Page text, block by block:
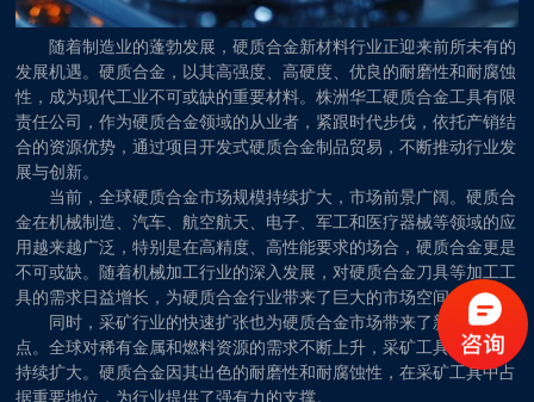
随着制造业的蓬勃发展，硬质合金新材料行业正迎来前所未有的
发展机遇。硬质合金，以其高强度、高硬度、优良的耐磨性和耐腐蚀
性，成为现代工业不可或缺的重要材料。株洲华工硬质合金工具有限
责任公司，作为硬质合金领域的从业者，紧跟时代步伐，依托产销结
合的资源优势，通过项目开发式硬质合金制品贸易，不断推动行业发
展与创新。
当前，全球硬质合金市场规模持续扩大，市场前景广阔。硬质合
金在机械制造、汽车、航空航天、电子、军工和医疗器械等领域的应
用越来越广泛，特别是在高精度、高性能要求的场合，硬质合金更是
不可或缺。随着机械加工行业的深入发展，对硬质合金刀具等加工工
具的需求日益增长，为硬质合金行业带来了巨大的市场空间。
同时，采矿行业的快速扩张也为硬质合金市场带来了新的增长
点。全球对稀有金属和燃料资源的需求不断上升，采矿工具市场因此
持续扩大。硬质合金因其出色的耐磨性和耐腐蚀性，在采矿工具中占
据重要地位，为行业提供了强有力的支撑。